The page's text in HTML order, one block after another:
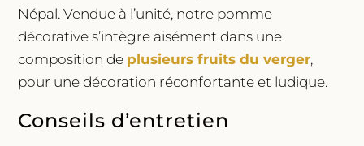
Népal. Vendue à l’unité, notre pomme
décorative s’intègre aisément dans une
composition de plusieurs fruits du verger,
pour une décoration réconfortante et ludique.
Conseils d’entretien